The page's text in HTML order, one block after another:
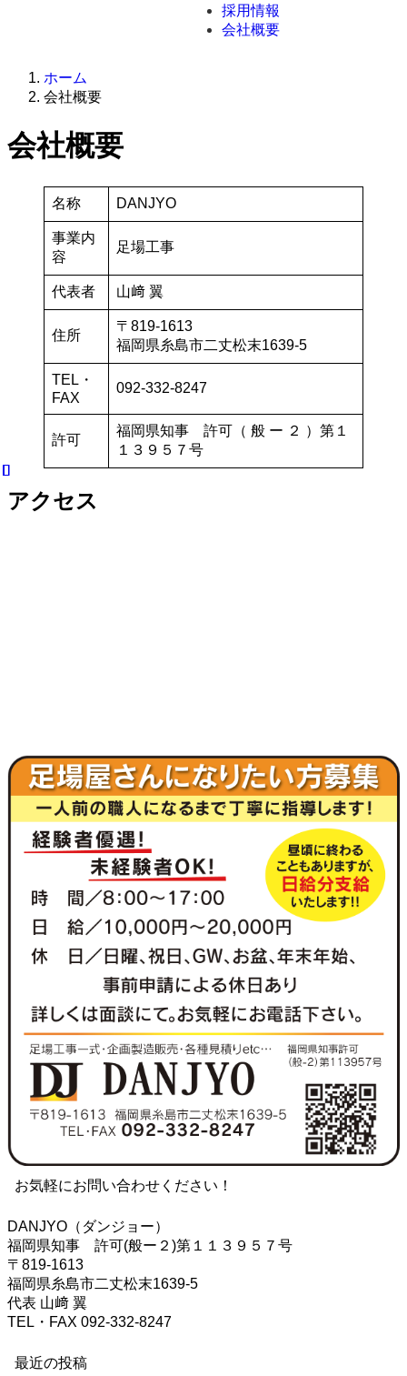
採用情報
会社概要
ホーム
会社概要
会社概要
名称 DANJYO
事業内
容
足場工事
代表者 山﨑 翼
住所
〒819-1613
福岡県糸島市二丈松末1639-5
TEL・
FAX
092-332-8247
許可
福岡県知事 許可（ 般 ー ２ ）第１
１３９５７号
アクセス
お気軽にお問い合わせください！
DANJYO（ダンジョー）
福岡県知事 許可(般ー２)第１１３９５７号
〒819-1613
福岡県糸島市二丈松末1639-5
代表 山﨑 翼
TEL・FAX 092-332-8247
最近の投稿